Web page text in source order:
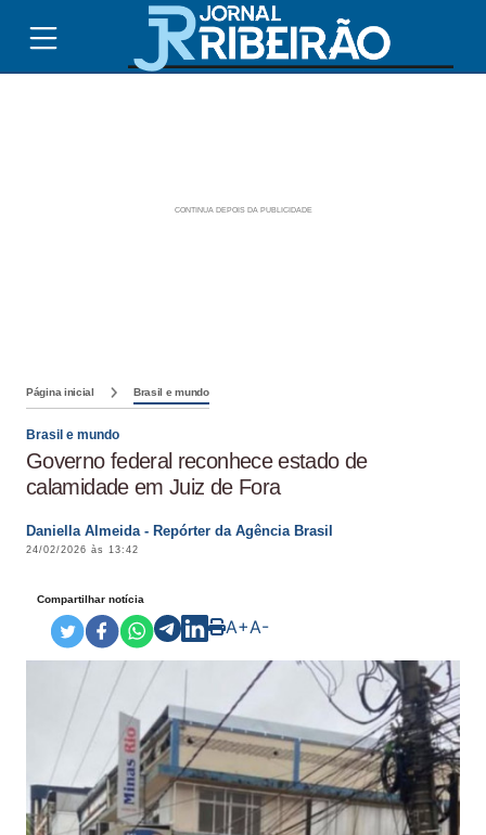
Página inicial Brasil e mundo
Brasil e mundo
Governo federal reconhece estado de
calamidade em Juiz de Fora
Daniella Almeida - Repórter da Agência Brasil
24/02/2026 às 13:42
Compartilhar notícia
A+A-